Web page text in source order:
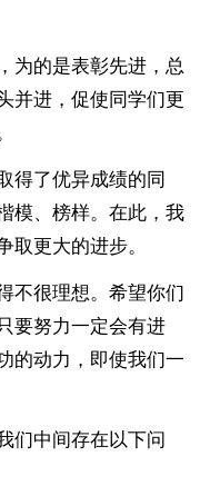
的是表彰先进，总
并进，促使同学们更
了优异成绩的同
模、榜样。在此，我
取更大的进步。
很理想。希望你们
要努力一定会有进
的动力，即使我们一
中间存在以下问